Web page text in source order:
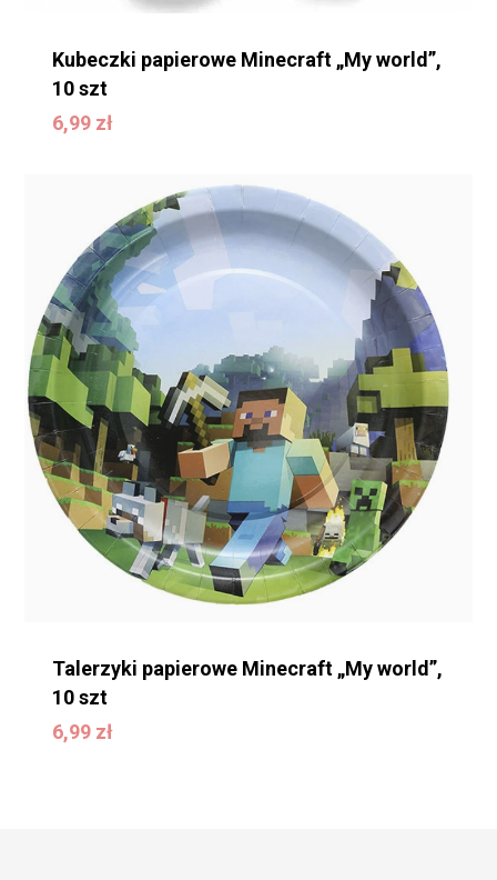
Brak produktów w
koszyku.
WRÓĆ DO SKLEPU
Kubeczki papierowe Minecraft „My world”,
10 szt
6,99 zł
6,99
Talerzyki papierowe Minecraft „My world”,
10 szt
6,99 zł
6,99